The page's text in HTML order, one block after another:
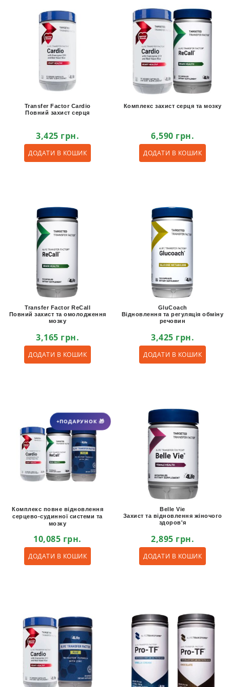
Transfer Factor Cardio
Повний захист серця
3,425 грн.
ДОДАТИ В КОШИК
Комплекс захист серця та мозку
6,590 грн.
ДОДАТИ В КОШИК
Transfer Factor ReCall
Повний захист та омолодження
мозку
3,165 грн.
ДОДАТИ В КОШИК
GluCoach
Відновлення та регуляція обміну
речовин
3,425 грн.
ДОДАТИ В КОШИК
+ПОДАРУНОК 🎁
Комплекс повне відновлення
серцево-судинної системи та
мозку
10,085 грн.
ДОДАТИ В КОШИК
Belle Vie
Захист та відновлення жіночого
здоров'я
2,895 грн.
ДОДАТИ В КОШИК